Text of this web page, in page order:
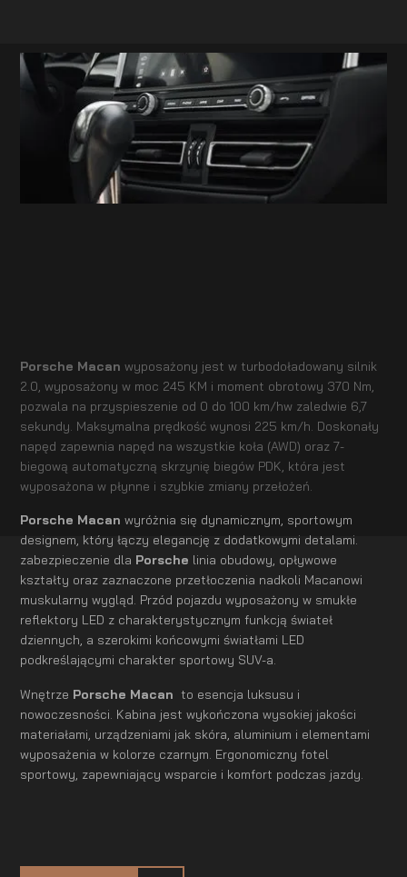
Porsche Macanwyposażony jest w turbodoładowany silnik
2.0, wyposażony w moc 245 KM i moment obrotowy 370 Nm,
pozwala na przyspieszenie od 0 do 100 km/hw zaledwie 6,7
sekundy. Maksymalna prędkość wynosi 225 km/h. Doskonały
napęd zapewnia napęd na wszystkie koła (AWD) oraz 7-
biegową automatyczną skrzynię biegów PDK, która jest
wyposażona w płynne i szybkie zmiany przełożeń.
Porsche Macanwyróżnia się dynamicznym, sportowym
designem, który łączy elegancję z dodatkowymi detalami.
zabezpieczenie dla Porsche linia obudowy, opływowe
kształty oraz zaznaczone przetłoczenia nadkoli Macanowi
muskularny wygląd. Przód pojazdu wyposażony w smukłe
reflektory LED z charakterystycznym funkcją świateł
dziennych, a szerokimi końcowymi światłami LED
podkreślającymi charakter sportowy SUV-a.
Wnętrze Porsche Macan to esencja luksusu i
nowoczesności. Kabina jest wykończona wysokiej jakości
materiałami, urządzeniami jak skóra, aluminium i elementami
wyposażenia w kolorze czarnym. Ergonomiczny fotel
sportowy, zapewniający wsparcie i komfort podczas jazdy.